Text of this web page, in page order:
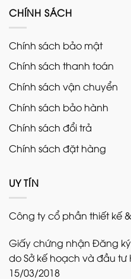
CHÍNH SÁCH
Chính sách bảo mật
Chính sách thanh toán
Chính sách vận chuyển
Chính sách bảo hành
Chính sách đổi trả
Chính sách đặt hàng
UY TÍN
Công ty cổ phần thiết kế
Giấy chứng nhận Đăng ký
do Sở kế hoạch và đầu
15/03/2018